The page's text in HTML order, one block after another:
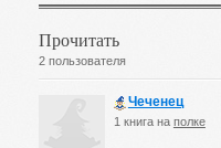
Прочитать
2 пользователя
Чеченец
1 книга на полке